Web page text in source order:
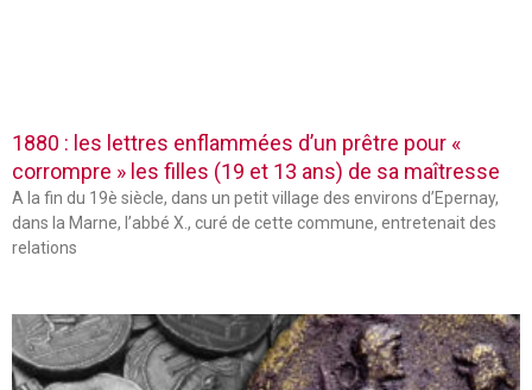
1880 : les lettres enflammées d’un prêtre pour «
corrompre » les filles (19 et 13 ans) de sa maîtresse
A la fin du 19è siècle, dans un petit village des environs d’Epernay,
dans la Marne, l’abbé X., curé de cette commune, entretenait des
relations